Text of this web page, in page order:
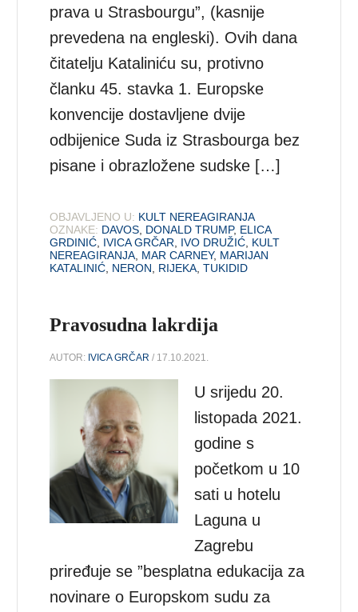
prava u Strasbourgu”, (kasnije
prevedena na engleski). Ovih dana
čitatelju Kataliniću su, protivno
članku 45. stavka 1. Europske
konvencije dostavljene dvije
odbijenice Suda iz Strasbourga bez
pisane i obrazložene sudske […]
OBJAVLJENO U: KULT NEREAGIRANJA
OZNAKE: DAVOS DONALD TRUMP, ELICA
GRDINIĆ IVICA GRČAR IVO DRUŽIĆ KULT
NEREAGIRANJA MAR CARNEY, MARIJAN
KATALINIĆ NERON RIJEKA ,TUKIDID
Pravosudna lakrdija
AUTOR: IVICA GRČAR / 17.10.2021.
U srijedu 20.
listopada 2021.
godine s
početkom u 10
sati u hotelu
Laguna u
Zagrebu
priređuje se ”besplatna edukacija za
novinare o Europskom sudu za